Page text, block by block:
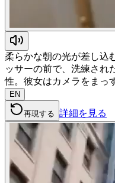
柔らかな朝の光が差し込
ッサーの前で、洗練され
性。彼女はカメラをまっ
EN
再現する 詳細を見る